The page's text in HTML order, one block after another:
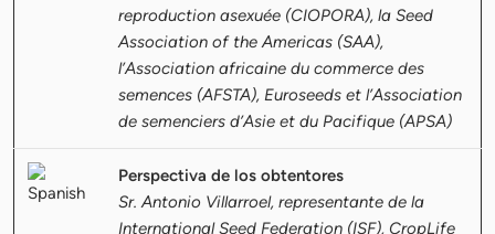
reproduction asexuée (CIOPORA), la Seed
Association of the Americas (SAA),
l’Association africaine du commerce des
semences (AFSTA), Euroseeds et l’Association
de semenciers d’Asie et du Pacifique (APSA)
Perspectiva de los obtentores
Sr. Antonio Villarroel, representante de la
International Seed Federation (ISF), CropLife